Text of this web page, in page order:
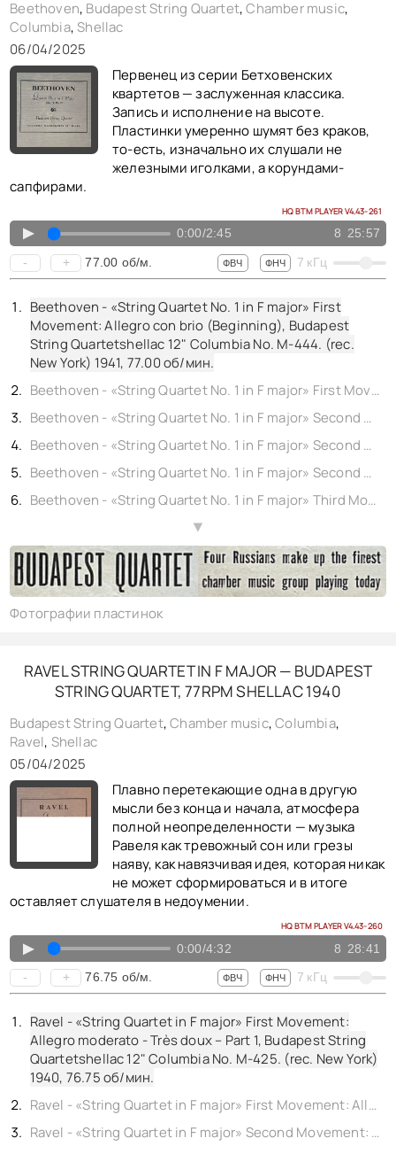
Beethoven, Budapest String Quartet,Chamber music,
Columbia,Shellac
06/04/2025
Первенец из серии Бетховенских
квартетов — заслуженная классика.
Запись и исполнение на высоте.
Пластинки умеренно шумят без краков,
то-есть, изначально их слушали не
железными иголками, а корундами-
сапфирами.
HQ BTM PLAYER V4.43-261
▲ 0:00/2:45 8 25:57
- + 77.00 об/м. ФВЧ ФНЧ 7 кГц
Beethoven - «String Quartet No. 1 in F major» First
Movement: Allegro con brio (Beginning), Budapest
String Quartetshellac 12" Columbia No. M-444. (rec.
New York) 1941, 77.00об/мин.
Beethoven - «String Quartet No. 1 in F major» First Movement: Allegro con brio (Conclusion), Budapest String Quartetshellac 12" Columbia No. M-444. (rec. New York) 1941,
Beethoven - «String Quartet No. 1 in F major» Second Movement: Adagio affettuoso ed appassionato (part 1), Budapest String Quartetshellac 12" Columbia No. M-444. (rec. New York) 1941,
Beethoven - «String Quartet No. 1 in F major» Second Movement: Adagio affettuoso ed appassionato (part 2), Budapest String Quartetshellac 12" Columbia No. M-444. (rec. New York) 1941,
Beethoven - «String Quartet No. 1 in F major» Second Movement: Adagio affettuoso ed appassionato (Conclusion), Budapest String Quartetshellac 12" Columbia No. M-444. (rec. New York) 1941,
Beethoven - «String Quartet No. 1 in F major» Third Movement: Scherzo: Allegro molto, Budapest String Quartetshellac 12" Columbia No. M-444. (rec. New York) 1941,
Beethoven - «String Quartet No. 1 in F major» Fourth Movement: Allegro (Conclusion), Budapest String Quartetshellac 12" Columbia No. M-444. (rec. New York) 1941,
▲
Фотографии пластинок
RAVEL STRING QUARTET IN F MAJOR — BUDAPEST
STRING QUARTET, 77RPM SHELLAC 1940
Budapest String Quartet,Chamber music,Columbia,
Ravel, Shellac
05/04/2025
Плавно перетекающие одна в другую
мысли без конца и начала, атмосфера
полной неопределенности — музыка
Равеля как тревожный сон или грезы
наяву, как навязчивая идея, которая никак
не может сформироваться и в итоге
оставляет слушателя в недоумении.
HQ BTM PLAYER V4.43-260
▲ 0:00/4:32 8 28:41
- + 76.75 об/м. ФВЧ ФНЧ 7 кГц
Ravel - «String Quartet in F major» First Movement:
Allegro moderato - Très doux – Part 1, Budapest String
Quartetshellac 12" Columbia No. M-425. (rec. New York)
1940, 76.75об/мин.
Ravel - «String Quartet in F major» First Movement: Allegro moderato - Très doux – Conclusion, Budapest String Quartetshellac 12" Columbia No. M-425. (rec. New York) 1940,
Ravel - «String Quartet in F major» Second Movement: Assez vif – Très rythmé – Part 1, Budapest String Quartetshellac 12" Columbia No. M-425. (rec. New York) 1940,